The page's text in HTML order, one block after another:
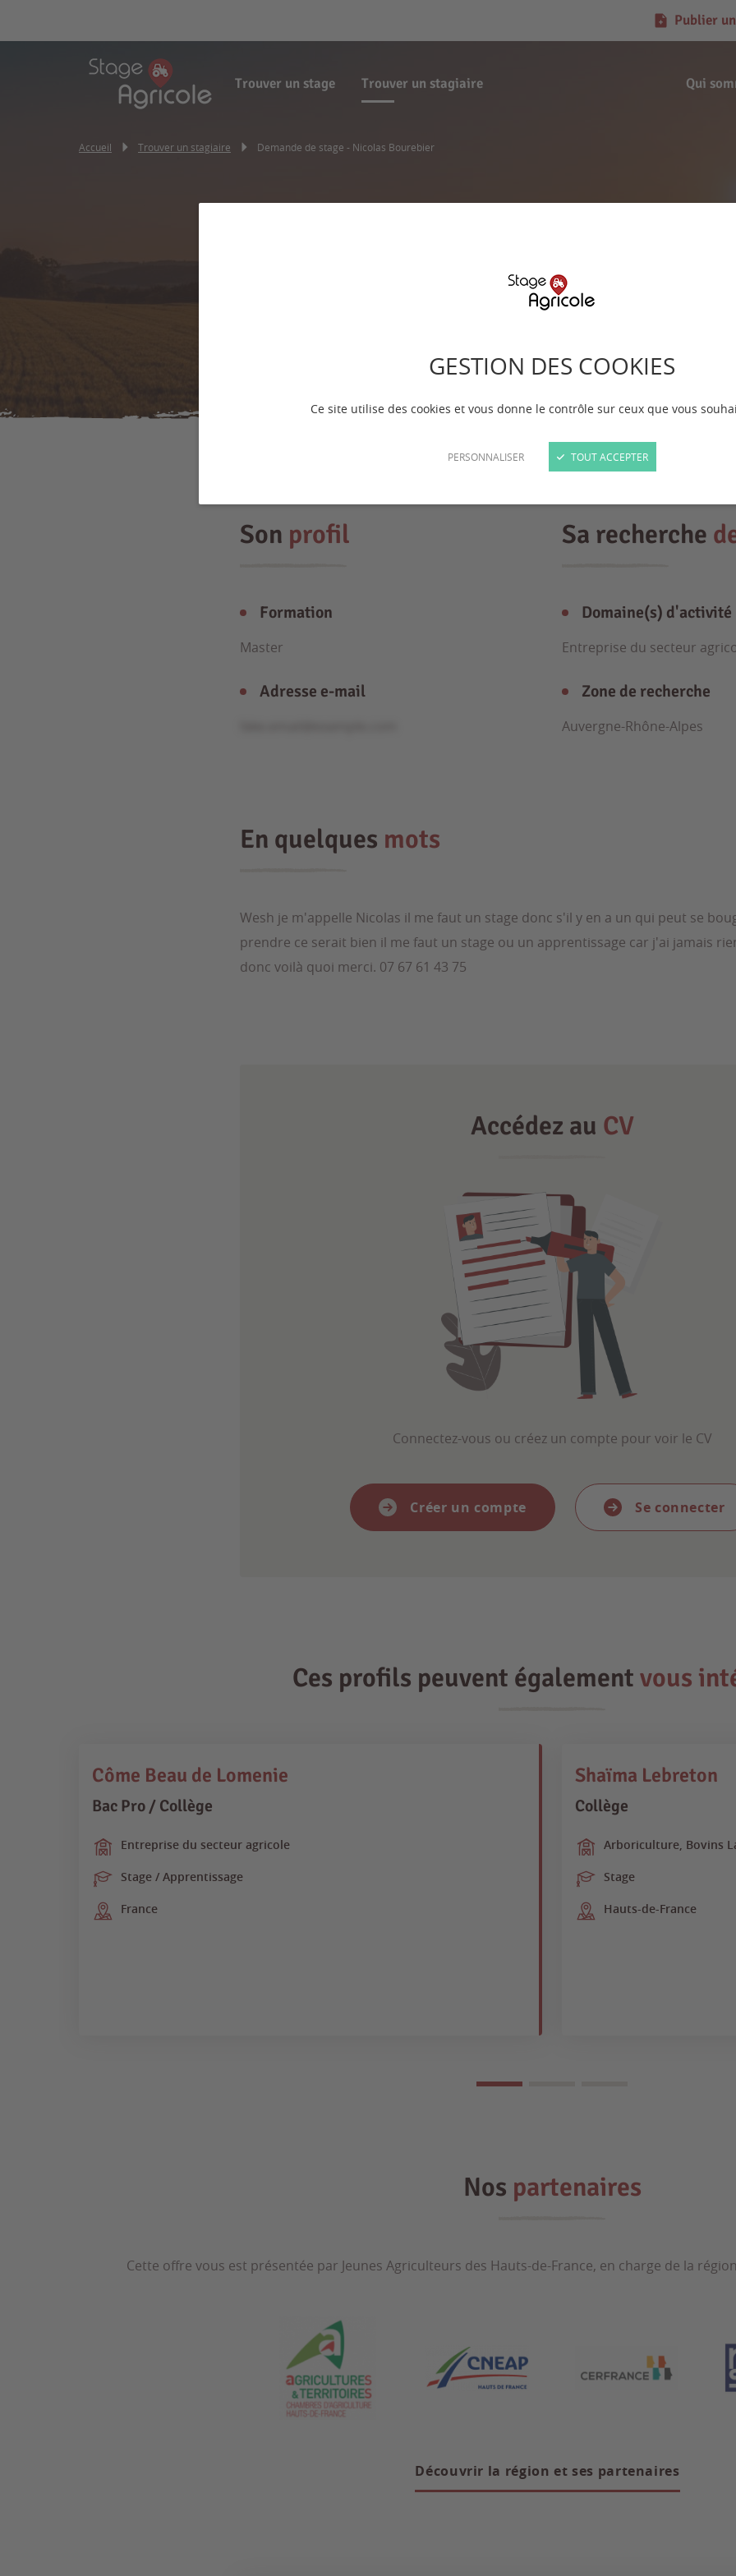
GESTION DES COOKIES
Ce site utilise des cookies et vous donne le contrôle sur ceux que vous
PERSONNALISER TOUT ACCEPTER
Trouver un stage Trouver un stagiaire Qui
Publier
Accueil Trouver un stagiaire Demande de stage - Nicolas Bourebier
Nicolas Bourebier
Son profil
Formation
Master
Adresse e-mail
Sa recherche
Domaine(s) d'activité
Entreprise du secteur
Zone de recherche
Auvergne-Rhône-Alpes
En quelques mots
Wesh je m'appelle Nicolas il me faut un stage donc s'il y en a un qui peut se
prendre ce serait bien il me faut un stage ou un apprentissage car j'ai jamais
donc voilà quoi merci. 07 67 61 43 75
Accédez au CV
Connectez-vous ou créez un compte pour voir le CV
Créer un compte Se connecter
Ces profils peuvent également vous
Côme Beau de Lomenie
Bac Pro / Collège
Entreprise du secteur agricole
Stage / Apprentissage
France
Shaïma Lebreton
Collège
Arboriculture, Bovins
Stage
Hauts-de-France
Nos partenaires
Cette offre vous est présentée par Jeunes Agriculteurs des Hauts-de-France, en charge de la
Découvrir la région et ses partenaires